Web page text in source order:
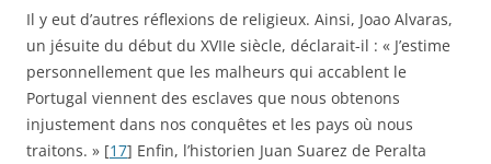
Il y eut d’autres réflexions de religieux. Ainsi, Joao Alvaras,
un jésuite du début du XVIIe siècle, déclarait-il : « J’estime
personnellement que les malheurs qui accablent le
Portugal viennent des esclaves que nous obtenons
injustement dans nos conquêtes et les pays où nous
traitons. » [17] Enfin, l’historien Juan Suarez de Peralta